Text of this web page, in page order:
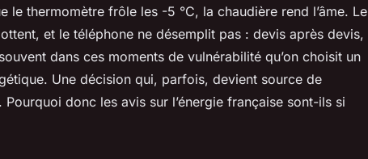
le thermomètre frôle les -5 °C, la chaudière rend l’âme. Le
et le téléphone ne désemplit pas : devis après devis,
dans ces moments de vulnérabilité qu’on choisit un
Une décision qui, parfois, devient source de
donc les avis sur l’énergie française sont-ils si